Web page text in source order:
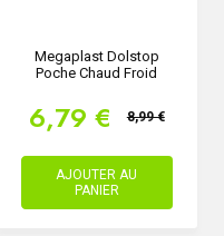
Megaplast Dolstop
Poche Chaud Froid
6,79 € 8,99 €
AJOUTER AU
PANIER